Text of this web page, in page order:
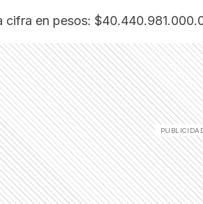
cifra en pesos: